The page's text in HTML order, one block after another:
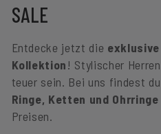
K
A
T
E
G
SALE
Entdecke jetzt die
Kollektion! Stylischer
teuer sein. Bei uns findest
Ringe, Ketten und Ohrringe
Preisen.